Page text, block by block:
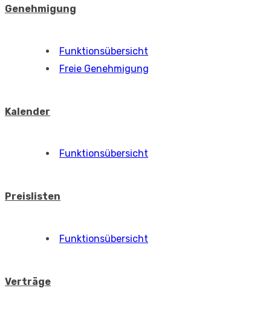
Genehmigung
Funktionsübersicht
Freie Genehmigung
Kalender
Funktionsübersicht
Preislisten
Funktionsübersicht
Verträge